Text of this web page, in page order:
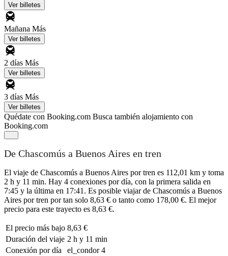
Ver billetes
Mañana Más
Ver billetes
2 días Más
Ver billetes
3 días Más
Ver billetes
Quédate con Booking.com Busca también alojamiento con
Booking.com
De Chascomús a Buenos Aires en tren
El viaje de Chascomús a Buenos Aires por tren es 112,01 km y toma
2 h y 11 min. Hay 4 conexiones por día, con la primera salida en
7:45 y la última en 17:41. Es posible viajar de Chascomús a Buenos
Aires por tren por tan solo 8,63 € o tanto como 178,00 €. El mejor
precio para este trayecto es 8,63 €.
El precio más bajo 8,63 €
Duración del viaje 2 h y 11 min
Conexión por día
el_condor 4